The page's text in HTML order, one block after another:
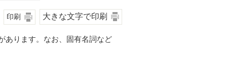
印刷 大きな文字で印刷
あります。なお、固有名詞など